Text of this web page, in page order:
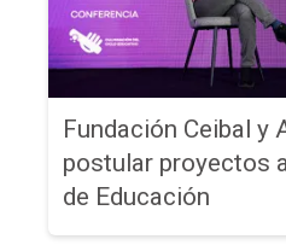
Fundación Ceibal y
postular proyectos
de Educación